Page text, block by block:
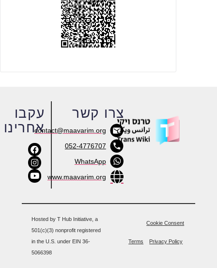
עקבו
אחרינו
צרו קשר
contact@maavarim.org
052-4776707
WhatsApp
www.maavarim.org
Hosted by T Hub Initiative, a
501(c)(3) nonprofit registered
in the U.S. under EIN 36-
5066398
Cookie Consent
Privacy Policy
Terms